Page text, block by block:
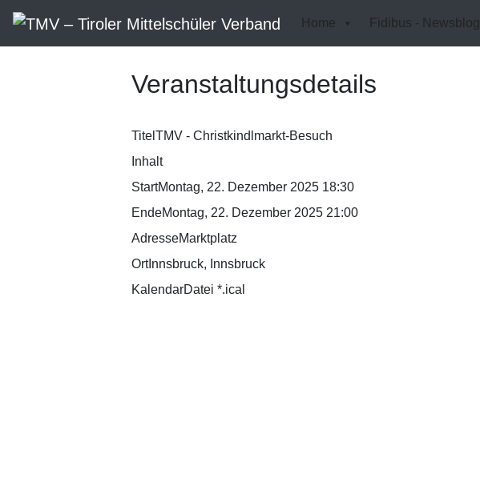
Home Fidibus - Newsblog
Veranstaltungsdetails
TitelTMV - Christkindlmarkt-Besuch
Inhalt
StartMontag, 22. Dezember 2025 18:30
EndeMontag, 22. Dezember 2025 21:00
AdresseMarktplatz
OrtInnsbruck, Innsbruck
KalendarDatei *.ical